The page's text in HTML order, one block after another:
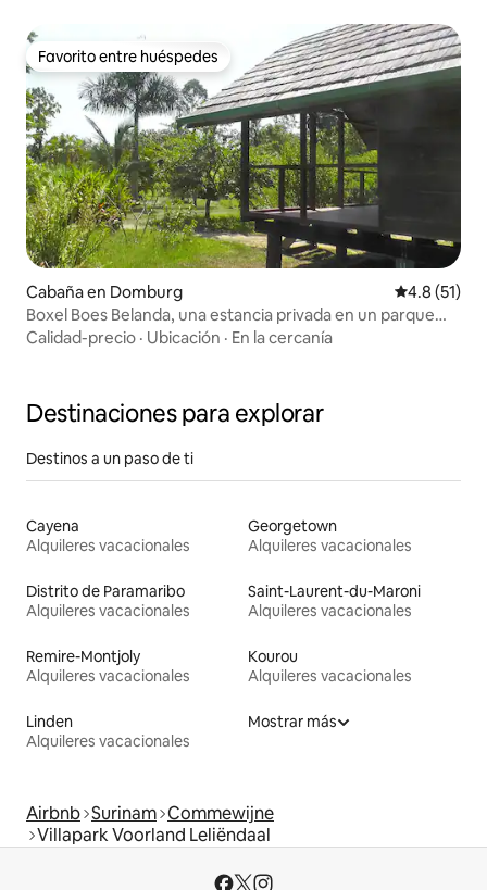
Favorito entre huéspedes
Favorito entre huéspedes
Cabaña en Domburg Calificación
4.8 (51)
Boxel Boes Belanda, una estancia privada en un parque
tranquilo
Calidad-precio · Ubicación · En la cercanía
Destinaciones para explorar
Destinos a un paso de ti
Cayena
Alquileres vacacionales
Georgetown
Alquileres vacacionales
Distrito de Paramaribo
Alquileres vacacionales
Saint-Laurent-du-Maroni
Alquileres vacacionales
Remire-Montjoly
Alquileres vacacionales
Kourou
Alquileres vacacionales
Linden
Alquileres vacacionales
Mostrar más
Airbnb Surinam Commewijne
Villapark Voorland Leliëndaal